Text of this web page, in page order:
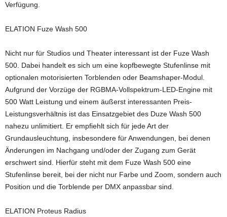
Verfügung.
ELATION Fuze Wash 500
Nicht nur für Studios und Theater interessant ist der Fuze Wash
500. Dabei handelt es sich um eine kopfbewegte Stufenlinse mit
optionalen motorisierten Torblenden oder Beamshaper-Modul.
Aufgrund der Vorzüge der RGBMA-Vollspektrum-LED-Engine mit
500 Watt Leistung und einem äußerst interessanten Preis-
Leistungsverhältnis ist das Einsatzgebiet des Duze Wash 500
nahezu unlimitiert. Er empfiehlt sich für jede Art der
Grundausleuchtung, insbesondere für Anwendungen, bei denen
Änderungen im Nachgang und/oder der Zugang zum Gerät
erschwert sind. Hierfür steht mit dem Fuze Wash 500 eine
Stufenlinse bereit, bei der nicht nur Farbe und Zoom, sondern auch
Position und die Torblende per DMX anpassbar sind.
ELATION Proteus Radius